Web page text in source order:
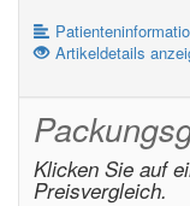
Artikeldetails
Klicken Sie auf
Preisvergleich.